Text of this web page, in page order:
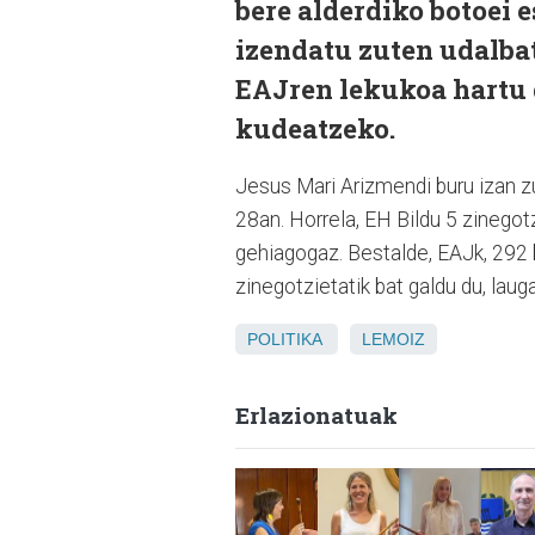
bere alderdiko botoei
izendatu zuten
EAJren lekukoa
kudeatzeko.
Jesus Mari Arizmendi buru izan
28an. Horrela, EH Bildu 5
gehiagogaz. Bestalde, EAJk,
zinegotzietatik bat galdu du,
POLITIKA LEMOIZ
Erlazionatuak